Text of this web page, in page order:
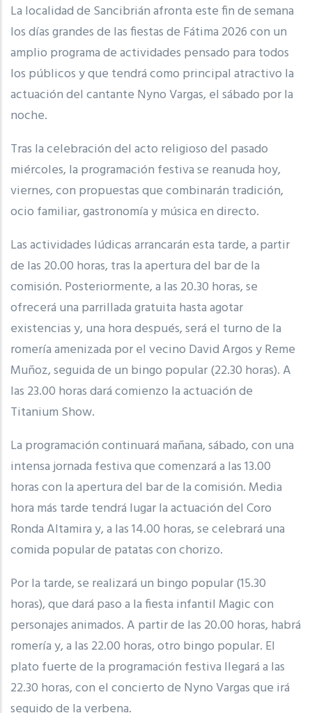
La localidad de Sancibrián afronta este fin de semana
los días grandes de las fiestas de Fátima 2026 con un
amplio programa de actividades pensado para todos
los públicos y que tendrá como principal atractivo la
actuación del cantante Nyno Vargas, el sábado por la
noche.
Tras la celebración del acto religioso del pasado
miércoles, la programación festiva se reanuda hoy,
viernes, con propuestas que combinarán tradición,
ocio familiar, gastronomía y música en directo.
Las actividades lúdicas arrancarán esta tarde, a partir
de las 20.00 horas, tras la apertura del bar de la
comisión. Posteriormente, a las 20.30 horas, se
ofrecerá una parrillada gratuita hasta agotar
existencias y, una hora después, será el turno de la
romería amenizada por el vecino David Argos y Reme
Muñoz, seguida de un bingo popular (22.30 horas). A
las 23.00 horas dará comienzo la actuación de
Titanium Show.
La programación continuará mañana, sábado, con una
intensa jornada festiva que comenzará a las 13.00
horas con la apertura del bar de la comisión. Media
hora más tarde tendrá lugar la actuación del Coro
Ronda Altamira y, a las 14.00 horas, se celebrará una
comida popular de patatas con chorizo.
Por la tarde, se realizará un bingo popular (15.30
horas), que dará paso a la fiesta infantil Magic con
personajes animados. A partir de las 20.00 horas, habrá
romería y, a las 22.00 horas, otro bingo popular. El
plato fuerte de la programación festiva llegará a las
22.30 horas, con el concierto de Nyno Vargas que irá
seguido de la verbena.